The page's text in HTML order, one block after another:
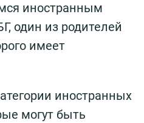
иностранным
один из родителей
имеет
иностранных
могут быть